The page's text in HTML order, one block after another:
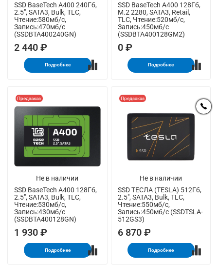
SSD BaseTech A400 240Гб,
2.5", SATA3, Bulk, TLC,
Чтение:580мб/с,
Запись:470мб/с
(SSDBTA400240GN)
2 440 ₽
Подробнее
SSD BaseTech A400 128Гб,
M.2 2280, SATA3, Retail,
TLC, Чтение:520мб/с,
Запись:450мб/с
(SSDBTA400128GM2)
0 ₽
Подробнее
Не в наличии
Предзаказ
SSD BaseTech A400 128Гб,
2.5", SATA3, Bulk, TLC,
Чтение:530мб/с,
Запись:430мб/с
(SSDBTA400128GN)
1 930 ₽
Подробнее
Не в наличии
Предзаказ
SSD ТЕСЛА (TESLA) 512Гб,
2.5", SATA3, Bulk, TLC,
Чтение:550мб/с,
Запись:450мб/с (SSDTSLA-
512GS3)
6 870 ₽
Подробнее